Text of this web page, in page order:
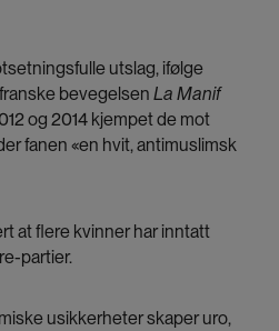
utslag, ifølge
bevegelsen La Manif
og 2014 kjempet de mot
fanen «en hvit, antimuslimsk
at flere kvinner har inntatt
partier.
usikkerheter skaper uro,